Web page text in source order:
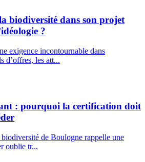
biodiversité dans son projet
?
exigence incontournable dans
d’offres, les att...
: pourquoi la certification doit
de Boulogne rappelle une
oublie tr...